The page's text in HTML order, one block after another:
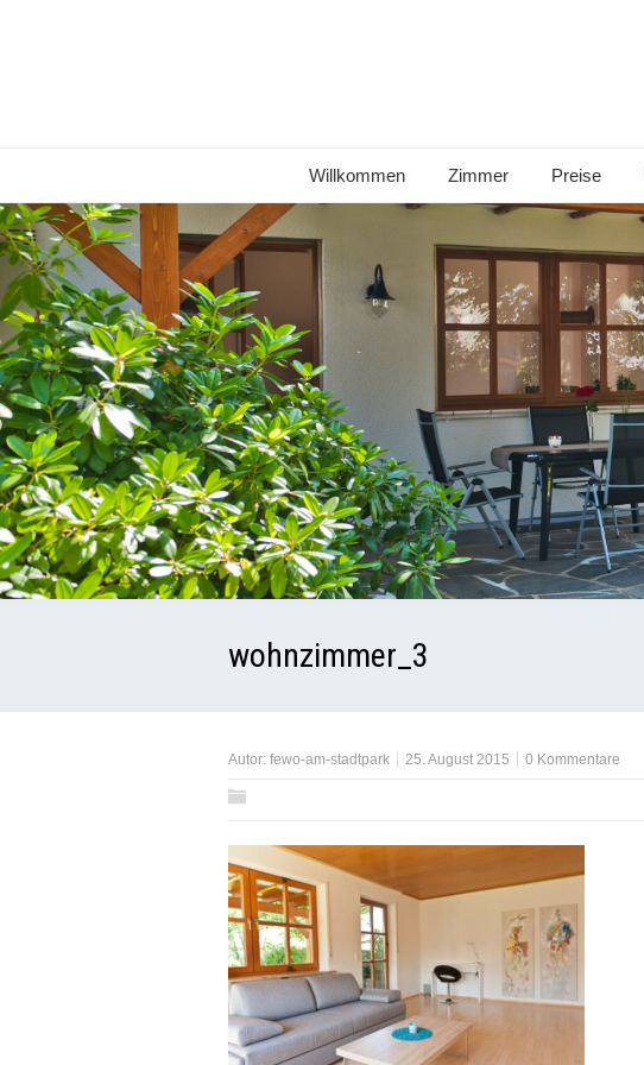
Willkommen Zimmer Preise
wohnzimmer_3
Autor: fewo-am-stadtpark 25. August 2015 0 Kommentare